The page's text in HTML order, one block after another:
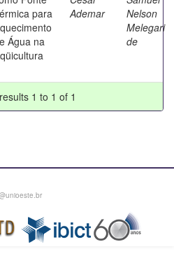
para
Água na
Ademar
Nelson
Melegari
de
1 to 1 of 1